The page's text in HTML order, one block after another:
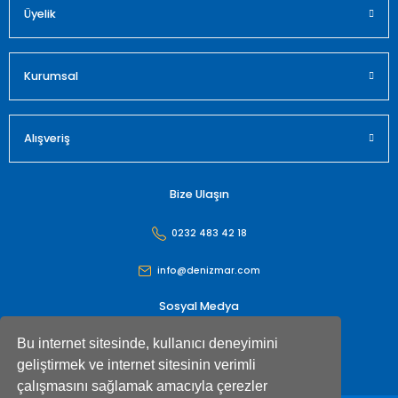
Bu internet sitesinde, kullanıcı deneyimini
geliştirmek ve internet sitesinin verimli
çalışmasını sağlamak amacıyla çerezler
Üyelik
Kurumsal
Alışveriş
Bize Ulaşın
0232 483 42 18
info@denizmar.com
Sosyal Medya